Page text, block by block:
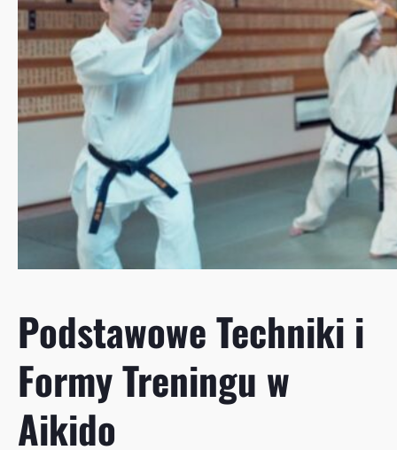
Podstawowe Techniki i
Formy Treningu w
Aikido